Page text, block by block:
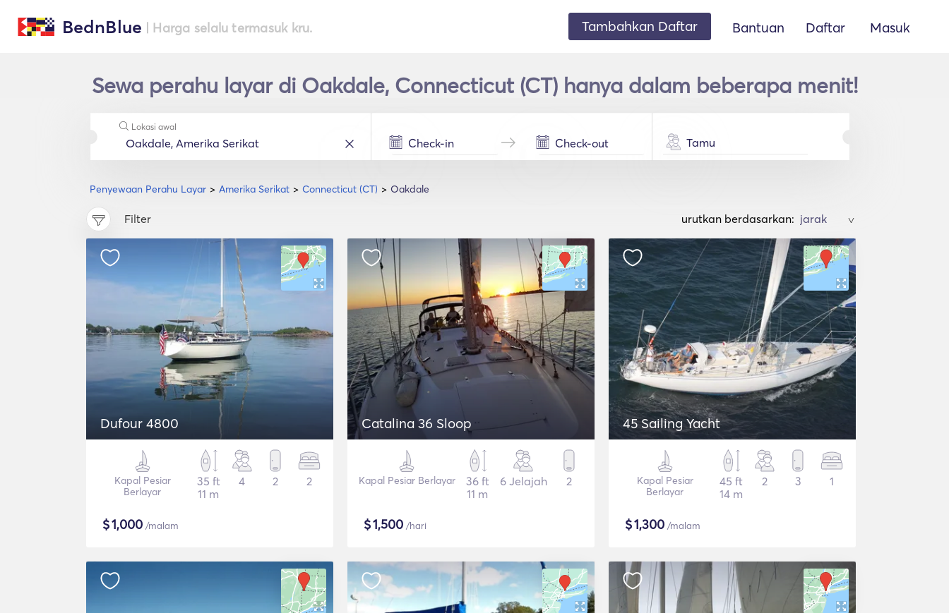
BednBlue | Harga selalu termasuk kru. Tambahkan Daftar Bantuan Daftar Masuk
Sewa perahu layar di Oakdale, Connecticut (CT) hanya dalam beberapa menit!
Penyewaan Perahu Layar Amerika Serikat Connecticut (CT) Oakdale
Lokasi awal
Tamu
Filter urutkan berdasarkan: >
Dufour 4800
Kapal Pesiar
Berlayar
35 ft
11 m
4 2 2
$1,000 /malam
Catalina 36 Sloop
Kapal Pesiar Berlayar
36 ft
11 m
6 Jelajah 2
$1,500 /hari
45 Sailing Yacht
Kapal Pesiar
Berlayar
45 ft
14 m
2 3 1
$1,300 /malam